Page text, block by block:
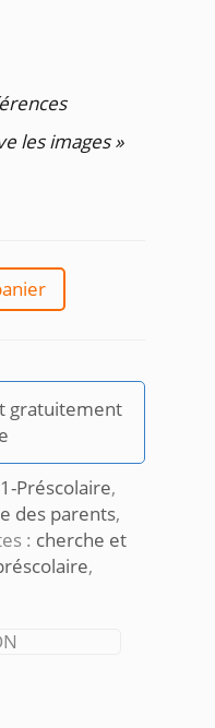
les images »
gratuitement
1-Préscolaire,
des parents,
: cherche et
,